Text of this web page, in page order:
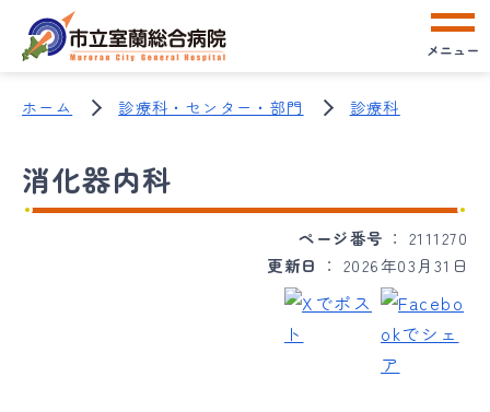
メニュー
ホーム 診療科・センター・部門 診療科
消化器内科
ページ番号
2111270
更新日
2026年03月31日